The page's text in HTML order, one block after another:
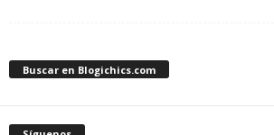
Buscar en Blogichics.com